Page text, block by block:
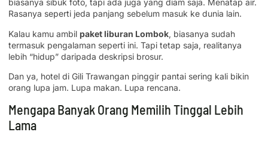
biasanya sibuk foto, tapi ada juga yang diam saja. Menatap air.
Rasanya seperti jeda panjang sebelum masuk ke dunia lain.
Kalau kamu ambil paket liburan Lombok, biasanya sudah
termasuk pengalaman seperti ini. Tapi tetap saja, realitanya
lebih “hidup” daripada deskripsi brosur.
Dan ya, hotel di Gili Trawangan pinggir pantai sering kali bikin
orang lupa jam. Lupa makan. Lupa rencana.
Mengapa Banyak Orang Memilih Tinggal Lebih
Lama